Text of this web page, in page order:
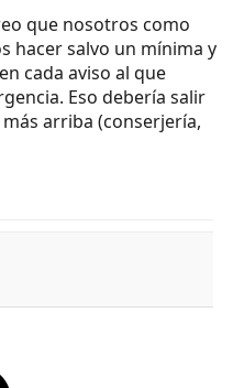
que nosotros como
hacer salvo un mínima y
cada aviso al que
Eso debería salir
arriba (conserjería,